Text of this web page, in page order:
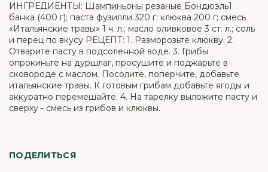
ИНГРЕДИЕНТЫ: Шампиньоны резаные Бондюэль1
банка (400 г); паста фузилли 320 г; клюква 200 г; смесь
«Итальянские травы» 1 ч. л.; масло оливковое 3 ст. л.; соль
и перец по вкусу РЕЦЕПТ: 1. Разморозьте клюкву. 2.
Отварите пасту в подсоленной воде. 3. Грибы
опрокиньте на дуршлаг, просушите и поджарьте в
сковороде с маслом. Посолите, поперчите, добавьте
итальянские травы. К готовым грибам добавьте ягоды и
аккуратно перемешайте. 4. На тарелку выложите пасту и
сверху - смесь из грибов и клюквы.
ПОДЕЛИТЬСЯ